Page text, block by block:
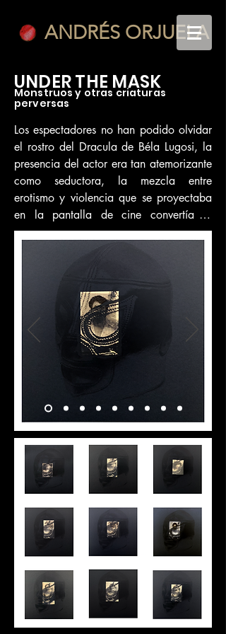
ANDRÉS ORJUELA
UNDER THE MASK
Monstruos y otras criaturas
perversas
Los espectadores no han podido olvidar
el rostro del Dracula de Béla Lugosi, la
presencia del actor era tan atemorizante
como seductora, la mezcla entre
erotismo y violencia que se proyectaba
en la pantalla de cine convertía al
espectador en un voyeur, que con su
mirada participaba de la escena. Esta
figura de lo monstruoso siempre ha
cuestionado la existencia de lo humano,
pero también ilustra los castigos que
sufren quienes traspasan la norma
social. Las metáforas y las alegorías que
constituyen la poética de lo monstruoso
nuestros deseos, a nuestros miedos y a
todas aquellas pasiones que ocultamos
bajo la máscara que usamos en nuestra
Enfrentarse a lo monstruoso es un acto
quiénes somos e invita a recorrer
diversos escenarios de la existencia.
Under The Mask: Monstruos y otras
criaturas perversas recoge la obra más
reciente del artista Andrés Orjuela,
quien a través de la intervención de
imágenes provenientes de la cultura